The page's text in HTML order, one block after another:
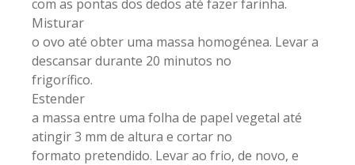
com as pontas dos dedos até fazer farinha.
Misturar
o ovo até obter uma massa homogénea. Levar a
descansar durante 20 minutos no
frigorífico.
Estender
a massa entre uma folha de papel vegetal até
atingir 3 mm de altura e cortar no
formato pretendido. Levar ao frio, de novo, e